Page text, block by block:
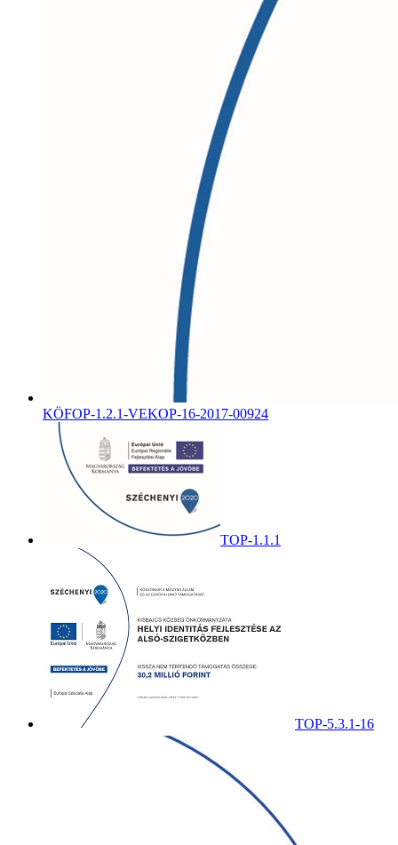
KÖFOP-1.2.1-VEKOP-16-2017-00924
TOP-1.1.1
TOP-5.3.1-16